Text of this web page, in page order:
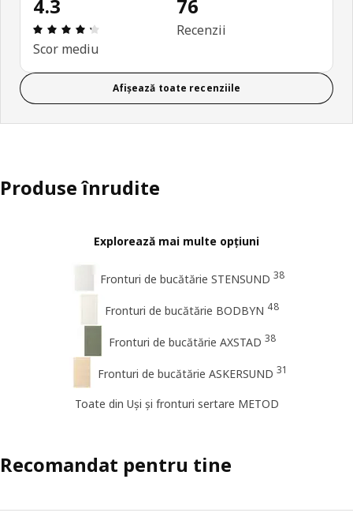
4.3
Prezentare generală: 4.3 din 5 stele Total
Scor mediu
76
Recenzii
Afișează toate recenziile
Produse înrudite
Explorează mai multe opțiuni
Fronturi de bucătărie STENSUND 38
Fronturi de bucătărie BODBYN 48
Fronturi de bucătărie AXSTAD 38
Fronturi de bucătărie ASKERSUND 31
Toate din Uși și fronturi sertare METOD
Recomandat pentru tine